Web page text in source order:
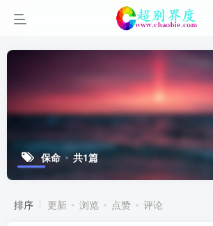
保命 共1篇
排序 更新 浏览 点赞 评论